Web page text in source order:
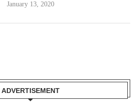
January 13, 2020
ADVERTISEMENT